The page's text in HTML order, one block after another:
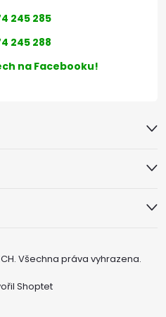
245 285
245 288
na Facebooku!
Shoptet
. Všechna práva vyhrazena.